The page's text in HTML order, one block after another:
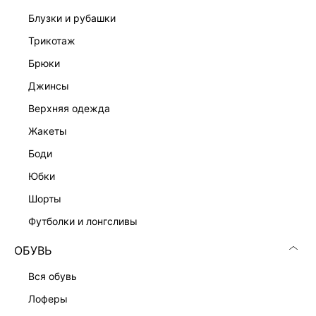
блузки и рубашки
трикотаж
брюки
джинсы
верхняя одежда
жакеты
боди
юбки
шорты
футболки и лонгсливы
ОБУВЬ
вся обувь
лоферы
Подробные условия доставки и возврата
КЛИЕНТАМ